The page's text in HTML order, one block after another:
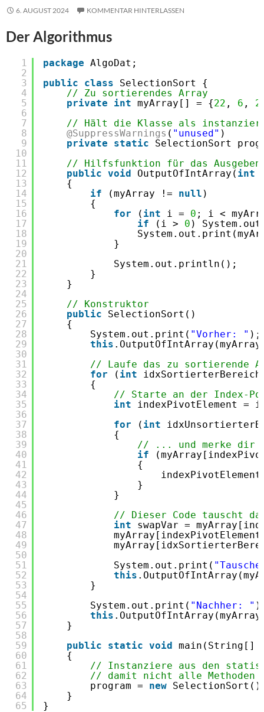
6. AUGUST 2024 KOMMENTAR HINTERLASSEN
Der Algorithmus
1
2
3
4
5
6
7
8
9
10
11
12
13
14
15
16
17
18
19
20
21
22
23
24
25
26
27
28
29
30
31
32
33
34
35
36
37
38
39
40
41
42
43
44
45
46
47
48
49
50
51
52
53
54
55
56
57
58
59
60
61
62
63
64
65
package AlgoDat;
public
class
SelectionSort {
// Zu sortierendes Array
private
int myArray[] = {22 , 6 , 2
// Hält die Klasse als
@SuppressWarnings ( "unused" )
private
static
SelectionSort
// Hilfsfunktion für das Ausgeben
public void OutputOfIntArray( int
{
if
(myArray != null )
{
for
( int i = 0 ; i <
if
(i > 0 )
}
System.out.println();
}
}
// Konstruktor
public
SelectionSort()
{
System.out.print( "Vorher: " );
this
// Laufe das zu sortierende
for
( int
{
// Starte an der Index-
int
indexPivotElement =
for
( int
{
// ... und merke dir
if
{
}
}
// Dieser Code tauscht
int
swapVar =
System.out.print(
this
}
System.out.print( "Nachher: "
this
}
public
static void main(String[]
{
// Instanziere aus den
// damit nicht alle Methoden
program = new
}
}